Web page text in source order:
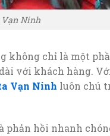
Ninh
không chỉ là một
với khách hàng.
Vạn Ninh luôn chú
phản hồi nhanh